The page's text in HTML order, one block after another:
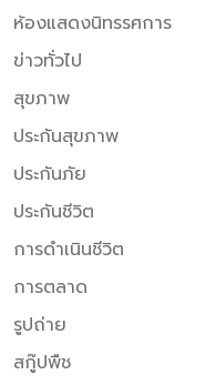
ห้องแสดงนิทรรศการ
ข่าวทั่วไป
สุขภาพ
ประกันสุขภาพ
ประกันภัย
ประกันชีวิต
การดำเนินชีวิต
การตลาด
รูปถ่าย
สกู๊ปพืช